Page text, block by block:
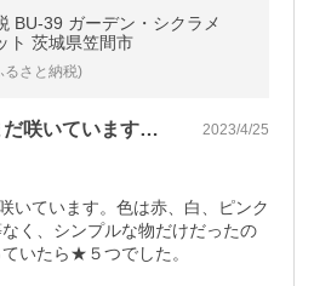
BU-39 ガーデン・シクラメ
茨城県笠間市
るさと納税)
GW間近になってもまだ咲いています。色… 2023/4/25
いています。色は赤、白、ピンク
く、シンプルな物だけだったの
いたら★５つでした。